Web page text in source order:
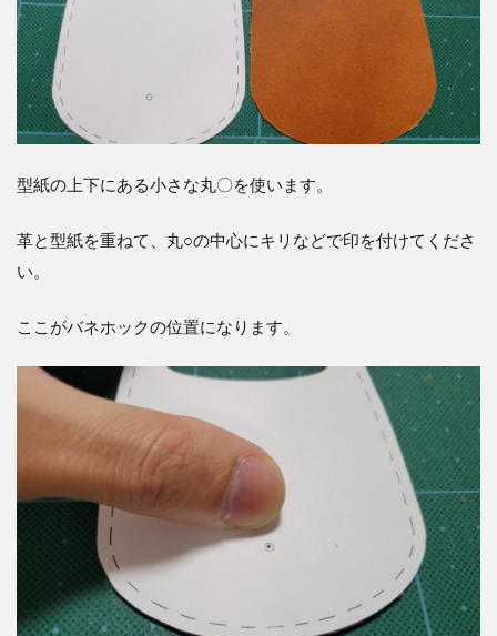
型紙の上下にある小さな丸〇を使います。
革と型紙を重ねて、丸○の中心にキリなどで印を付けてくださ
い。
ここがバネホックの位置になります。